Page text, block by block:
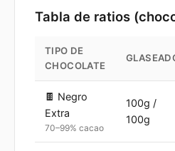
Tabla de ratios
TIPO DE
CHOCOLATE
🍫 Negro
Extra
70–99% cacao
100g /
100g